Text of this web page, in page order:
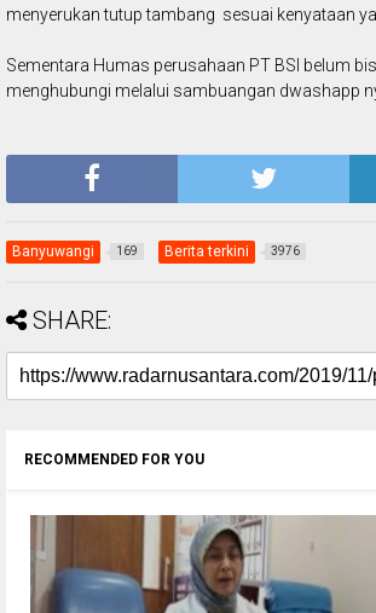
menyerukan tutup tambang sesuai kenyataan
Sementara Humas perusahaan PT BSI belum
menghubungi melalui sambuangan dwashapp
Banyuwangi 169 Berita terkini 3976
SHARE:
RECOMMENDED FOR YOU